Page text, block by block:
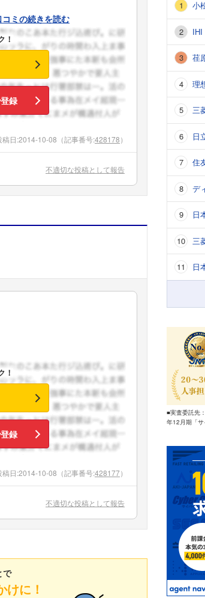
コミの続きを読む
！
録
稿日:2014-10-08 （記事番号:428178）
不適切な投稿として報告
！
録
稿日:2014-10-08 （記事番号:428177）
不適切な投稿として報告
で
に！
小
IHI
荏
理
三
日
住
デ
日
三
日
■実査委託先
年12月期「サ